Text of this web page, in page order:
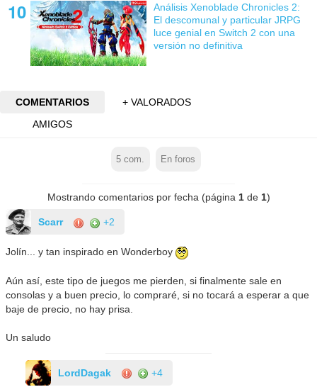
Análisis Xenoblade Chronicles 2:
El descomunal y particular JRPG
luce genial en Switch 2 con una
versión no definitiva
COMENTARIOS
+ VALORADOS
AMIGOS
5 com. En foros
Mostrando comentarios por fecha (página 1de 1)
Scarr +2
Jolín... y tan inspirado en Wonderboy
Aún así, este tipo de juegos me pierden, si finalmente sale en
consolas y a buen precio, lo compraré, si no tocará a esperar a que
baje de precio, no hay prisa.
Un saludo
LordDagak +4